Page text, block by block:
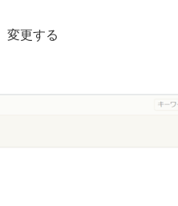
変更する